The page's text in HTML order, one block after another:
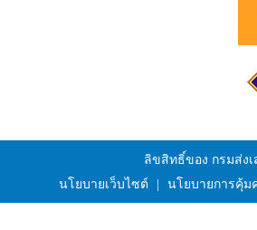
ลิขสิทธิ์ของ กรมส่ง
นโยบายเว็บไซต์
นโยบายการคุ้ม